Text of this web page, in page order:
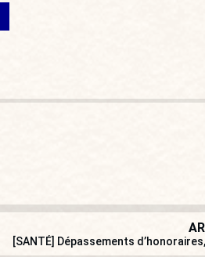
[SANTÉ] Dépassements